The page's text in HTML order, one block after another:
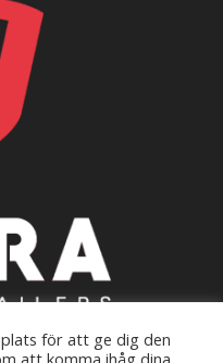
för att ge dig den
att komma ihåg dina